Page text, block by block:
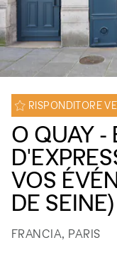
RISPONDITORE
O QUAY -
VOS
DE SEINE)
FRANCIA, PARIS